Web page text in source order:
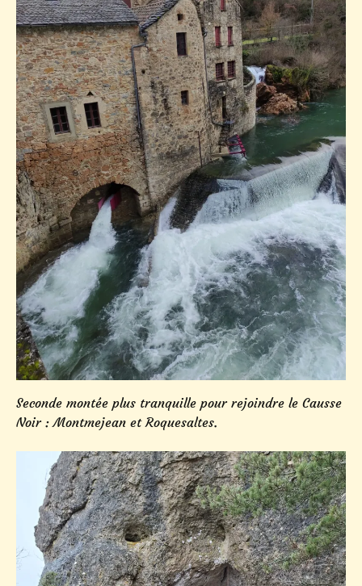
Seconde montée plus tranquille pour rejoindre le Causse
Noir : Montmejean et Roquesaltes.